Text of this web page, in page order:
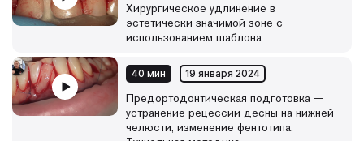
Хирургическое удлинение в
эстетически значимой зоне с
использованием шаблона
40 мин 19 января 2024
Предортодонтическая подготовка —
устранение рецессии десны на нижней
челюсти, изменение фентотипа.